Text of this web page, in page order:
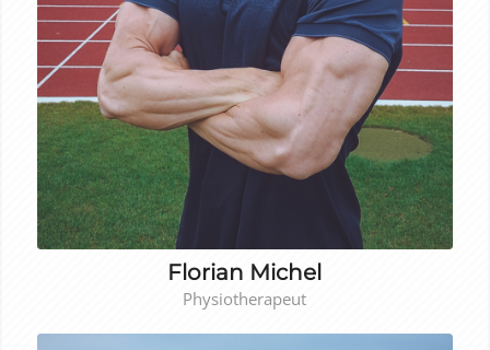
Florian Michel
Physiotherapeut